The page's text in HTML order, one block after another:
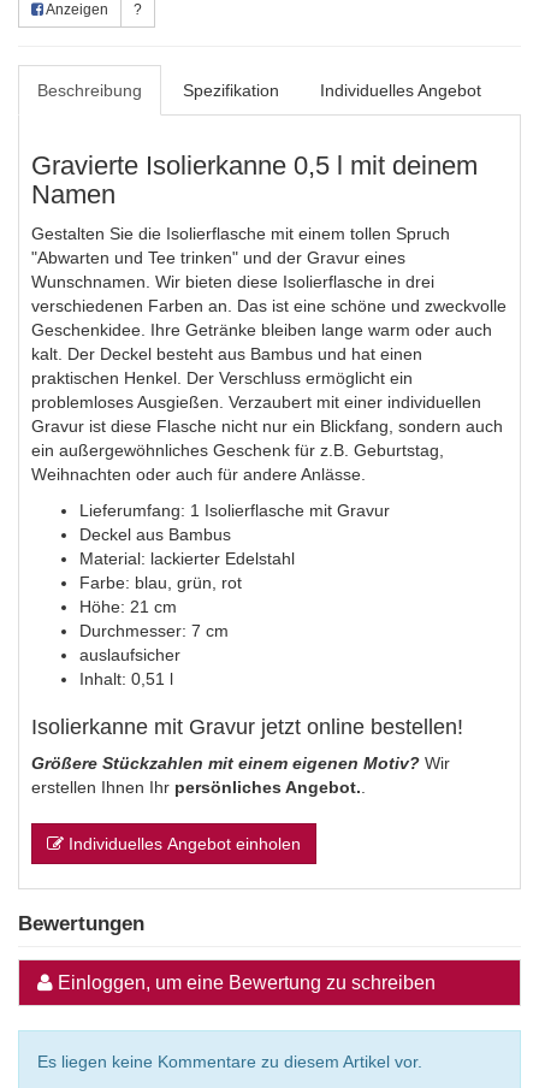
Anzeigen ?
Beschreibung Spezifikation Individuelles Angebot
Gravierte Isolierkanne 0,5 l mit deinem
Namen
Gestalten Sie die Isolierflasche mit einem tollen Spruch
"Abwarten und Tee trinken" und der Gravur eines
Wunschnamen. Wir bieten diese Isolierflasche in drei
verschiedenen Farben an. Das ist eine schöne und zweckvolle
Geschenkidee. Ihre Getränke bleiben lange warm oder auch
kalt. Der Deckel besteht aus Bambus und hat einen
praktischen Henkel. Der Verschluss ermöglicht ein
problemloses Ausgießen. Verzaubert mit einer individuellen
Gravur ist diese Flasche nicht nur ein Blickfang, sondern auch
ein außergewöhnliches Geschenk für z.B. Geburtstag,
Weihnachten oder auch für andere Anlässe.
Lieferumfang: 1 Isolierflasche mit Gravur
Deckel aus Bambus
Material: lackierter Edelstahl
Farbe: blau, grün, rot
Höhe: 21 cm
Durchmesser: 7 cm
auslaufsicher
Inhalt: 0,51 l
Isolierkanne mit Gravur jetzt online bestellen!
Größere Stückzahlen mit einem eigenen Motiv? Wir
erstellen Ihnen Ihr persönliches Angebot.
Individuelles Angebot einholen
Bewertungen
Einloggen, um eine Bewertung zu schreiben
Es liegen keine Kommentare zu diesem Artikel vor.